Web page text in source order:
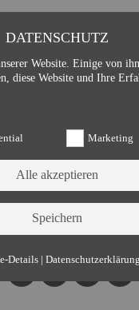
DATENSCHUTZ
Website. Einige von
diese Website und Ihre
Marketing
Essential (3)
Hinweis
Details | Datenschutzerklärung